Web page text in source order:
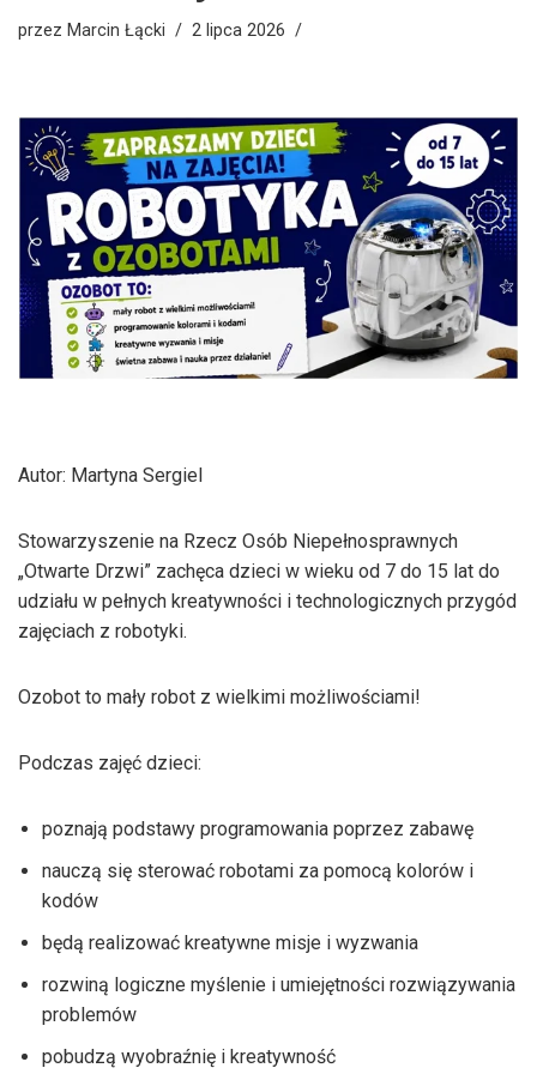
przez Marcin Łącki 2 lipca 2026
Autor: Martyna Sergiel
Stowarzyszenie na Rzecz Osób Niepełnosprawnych
„Otwarte Drzwi” zachęca dzieci w wieku od 7 do 15 lat do
udziału w pełnych kreatywności i technologicznych przygód
zajęciach z robotyki.
Ozobot to mały robot z wielkimi możliwościami!
Podczas zajęć dzieci:
poznają podstawy programowania poprzez zabawę
nauczą się sterować robotami za pomocą kolorów i
kodów
będą realizować kreatywne misje i wyzwania
rozwiną logiczne myślenie i umiejętności rozwiązywania
problemów
pobudzą wyobraźnię i kreatywność